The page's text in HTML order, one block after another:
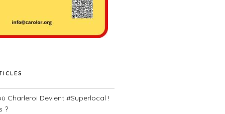
Charleroi Devient #Superlocal !
?